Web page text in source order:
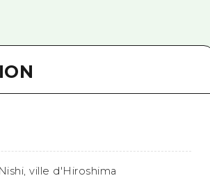
ville d'Hiroshima